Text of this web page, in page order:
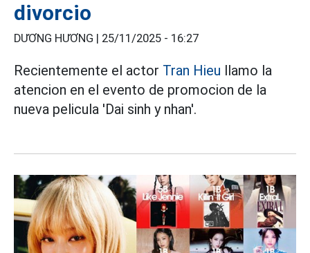
divorcio
DƯƠNG HƯƠNG | 25/11/2025 - 16:27
Recientemente el actor Tran Hieu llamo la
atencion en el evento de promocion de la
nueva pelicula 'Dai sinh y nhan'.